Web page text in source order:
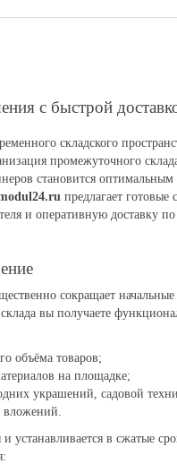
с быстрой
складского
промежуточного
становится
предлагает
и оперативную доставку
сокращает начальные
вы получаете
объёма товаров;
на площадке;
украшений, садовой
вложений.
устанавливается в сжатые